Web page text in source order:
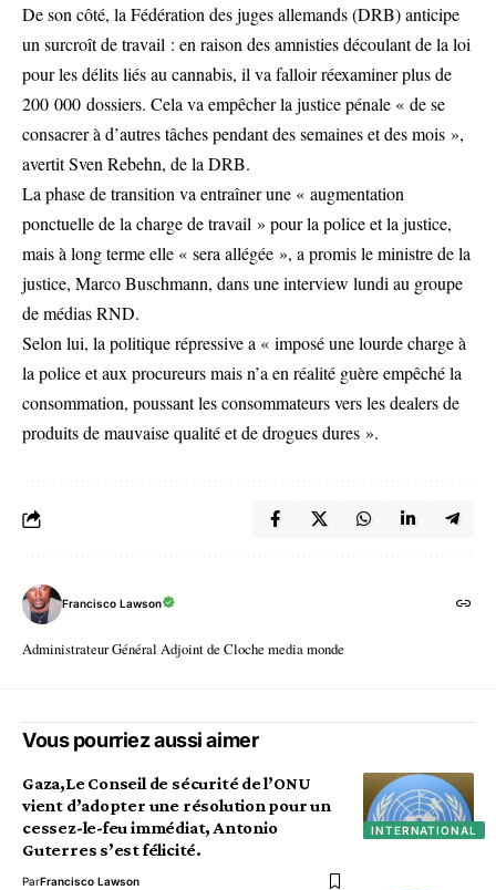
De son côté, la Fédération des juges allemands (DRB) anticipe
un surcroît de travail : en raison des amnisties découlant de la loi
pour les délits liés au cannabis, il va falloir réexaminer plus de
200 000 dossiers. Cela va empêcher la justice pénale « de se
consacrer à d’autres tâches pendant des semaines et des mois »,
avertit Sven Rebehn, de la DRB.
La phase de transition va entraîner une « augmentation
ponctuelle de la charge de travail » pour la police et la justice,
mais à long terme elle « sera allégée », a promis le ministre de la
justice, Marco Buschmann, dans une interview lundi au groupe
de médias RND.
Selon lui, la politique répressive a « imposé une lourde charge à
la police et aux procureurs mais n’a en réalité guère empêché la
consommation, poussant les consommateurs vers les dealers de
produits de mauvaise qualité et de drogues dures ».
Francisco Lawson
Administrateur Général Adjoint de Cloche media monde
Vous pourriez aussi aimer
INTERNATIONAL
Gaza,Le Conseil de sécurité de l’ONU
vient d’adopter une résolution pour un
cessez-le-feu immédiat, Antonio
Guterres s’est félicité.
ParFrancisco Lawson